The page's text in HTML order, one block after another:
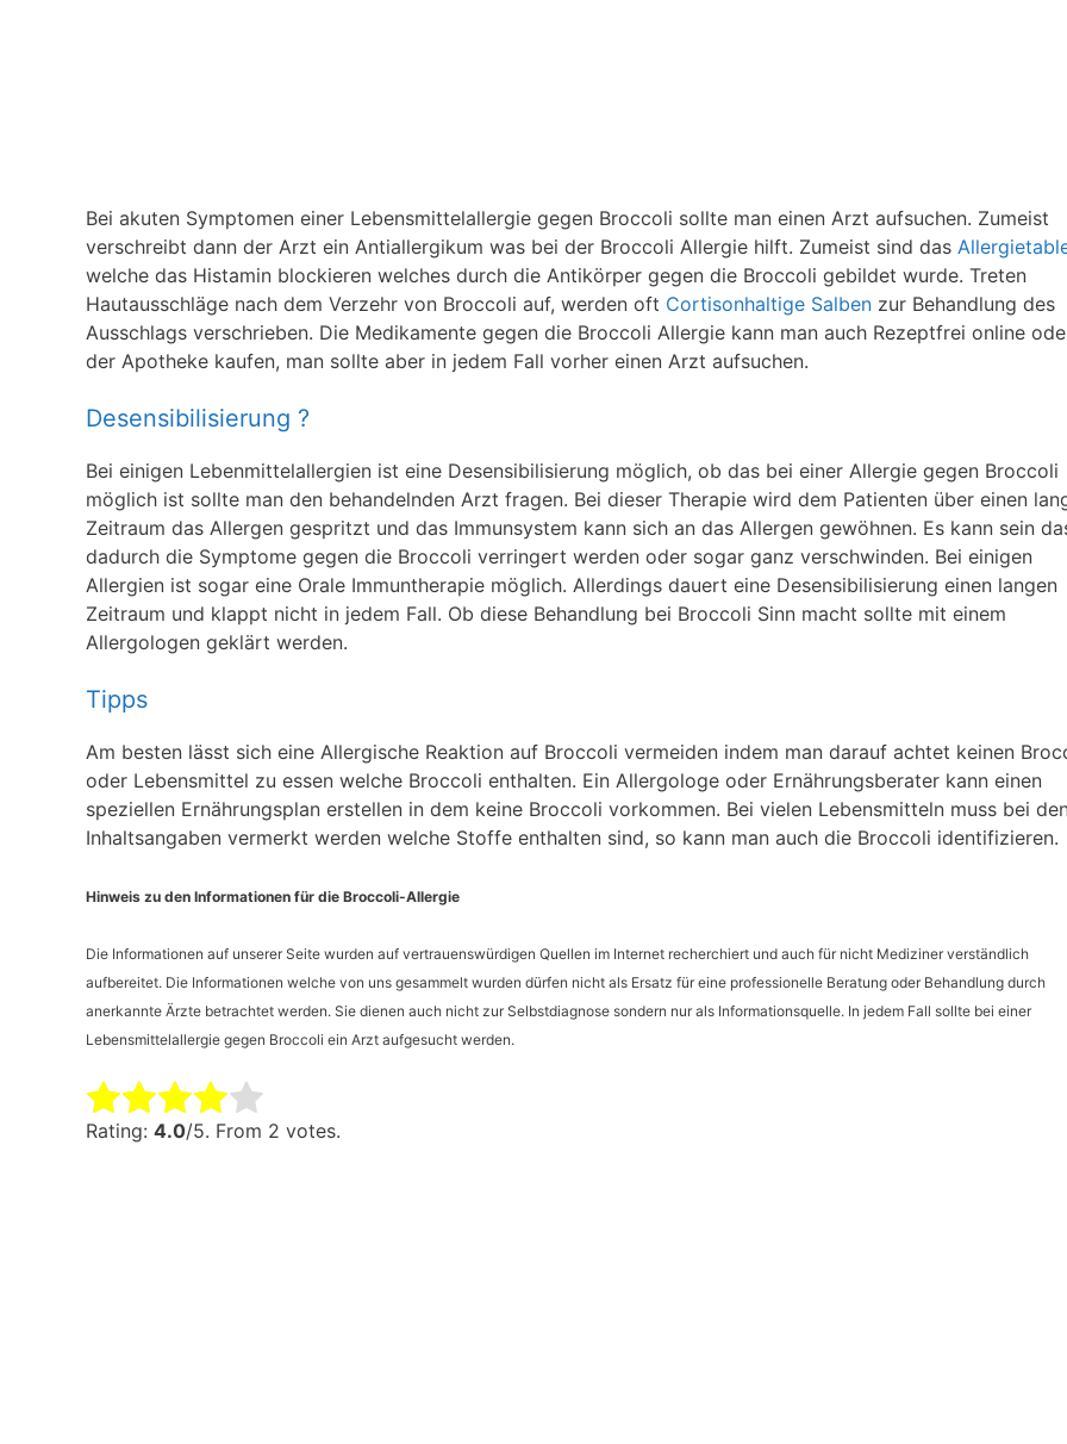
Bei akuten Symptomen einer Lebensmittelallergie gegen Broccoli sollte man einen Arzt aufsuchen. Zumeist
verschreibt dann der Arzt ein Antiallergikum was bei der Broccoli Allergie hilft. Zumeist sind das
welche das Histamin blockieren welches durch die Antikörper gegen die Broccoli gebildet wurde. Treten
Hautausschläge nach dem Verzehr von Broccoli auf, werden oft Cortisonhaltige Salben zur Behandlung des
Ausschlags verschrieben. Die Medikamente gegen die Broccoli Allergie kann man auch Rezeptfrei online
der Apotheke kaufen, man sollte aber in jedem Fall vorher einen Arzt aufsuchen.
Desensibilisierung ?
Bei einigen Lebenmittelallergien ist eine Desensibilisierung möglich, ob das bei einer Allergie gegen Broccoli
möglich ist sollte man den behandelnden Arzt fragen. Bei dieser Therapie wird dem Patienten über einen
Zeitraum das Allergen gespritzt und das Immunsystem kann sich an das Allergen gewöhnen. Es kann sein
dadurch die Symptome gegen die Broccoli verringert werden oder sogar ganz verschwinden. Bei einigen
Allergien ist sogar eine Orale Immuntherapie möglich. Allerdings dauert eine Desensibilisierung einen langen
Zeitraum und klappt nicht in jedem Fall. Ob diese Behandlung bei Broccoli Sinn macht sollte mit einem
Allergologen geklärt werden.
Tipps
Am besten lässt sich eine Allergische Reaktion auf Broccoli vermeiden indem man darauf achtet keinen
oder Lebensmittel zu essen welche Broccoli enthalten. Ein Allergologe oder Ernährungsberater kann einen
speziellen Ernährungsplan erstellen in dem keine Broccoli vorkommen. Bei vielen Lebensmitteln muss bei
Inhaltsangaben vermerkt werden welche Stoffe enthalten sind, so kann man auch die Broccoli identifizieren.
Hinweis zu den Informationen für die Broccoli-Allergie
Die Informationen auf unserer Seite wurden auf vertrauenswürdigen Quellen im Internet recherchiert und auch für nicht Mediziner verständlich
aufbereitet. Die Informationen welche von uns gesammelt wurden dürfen nicht als Ersatz für eine professionelle Beratung oder Behandlung durch
anerkannte Ärzte betrachtet werden. Sie dienen auch nicht zur Selbstdiagnose sondern nur als Informationsquelle. In jedem Fall sollte bei einer
Lebensmittelallergie gegen Broccoli ein Arzt aufgesucht werden.
Rate this item:
Rating: 4.0/5. From 2 votes.